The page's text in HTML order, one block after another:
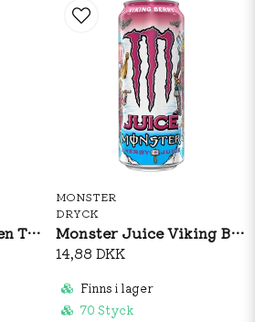
Monster Rehab Green Tea 458ml
MONSTER
DRYCK
Monster Juice Viking Berry 500ml
14,88 DKK
Finns i lager
70 Styck